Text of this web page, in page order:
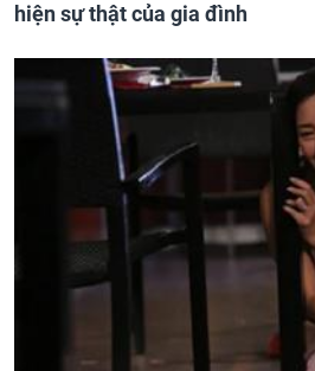
hiện sự thật của gia đình